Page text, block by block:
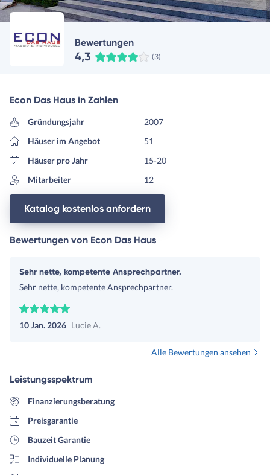
Bewertungen
4,3 (3)
Econ Das Haus in Zahlen
Gründungsjahr
2007
Häuser im Angebot
51
Häuser pro Jahr
15-20
Mitarbeiter
12
Katalog kostenlos anfordern
Bewertungen von Econ Das Haus
Sehr nette, kompetente Ansprechpartner.
Sehr nette, kompetente Ansprechpartner.
10 Jan. 2026 Lucie A.
Alle Bewertungen ansehen
Leistungsspektrum
Finanzierungsberatung
Preisgarantie
Bauzeit Garantie
Individuelle Planung